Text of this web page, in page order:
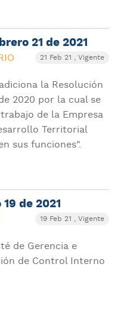
21 de 2021
21 Feb 21 , Vigente
la Resolución
2020 por la cual se
de la Empresa
Territorial
sus funciones".
de 2021
19 Feb 21 , Vigente
de Gerencia e
de Control Interno